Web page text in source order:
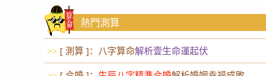
熱門測算
>> [ 測算 ]：八字算命解析壹生命運起伏